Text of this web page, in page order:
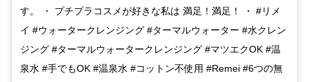
す。 ・ プチプラコスメが好きな私は 満足！満足！ ・ #リメ
イ #ウォータークレンジング #ターマルウォーター #水クレン
ジング #ターマルウォータークレンジング #マツエクOK #温
泉水 #手でもOK #温泉水 #コットン不使用 #Remei #6つの無